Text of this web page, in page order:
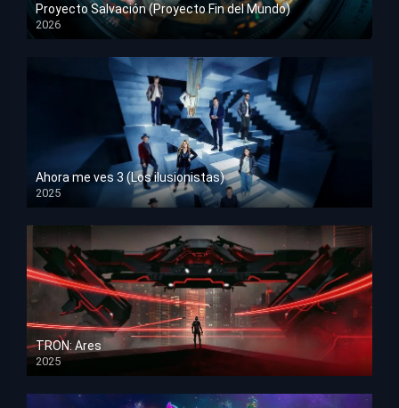
Proyecto Salvación (Proyecto Fin del Mundo)
2026
HD 1080p
Ahora me ves 3 (Los ilusionistas)
2025
HD 1080p
TRON: Ares
2025
HD 1080p